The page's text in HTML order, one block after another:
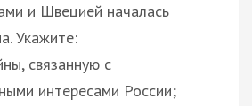
и Швецией началась
Укажите:
связанную с
интересами России;